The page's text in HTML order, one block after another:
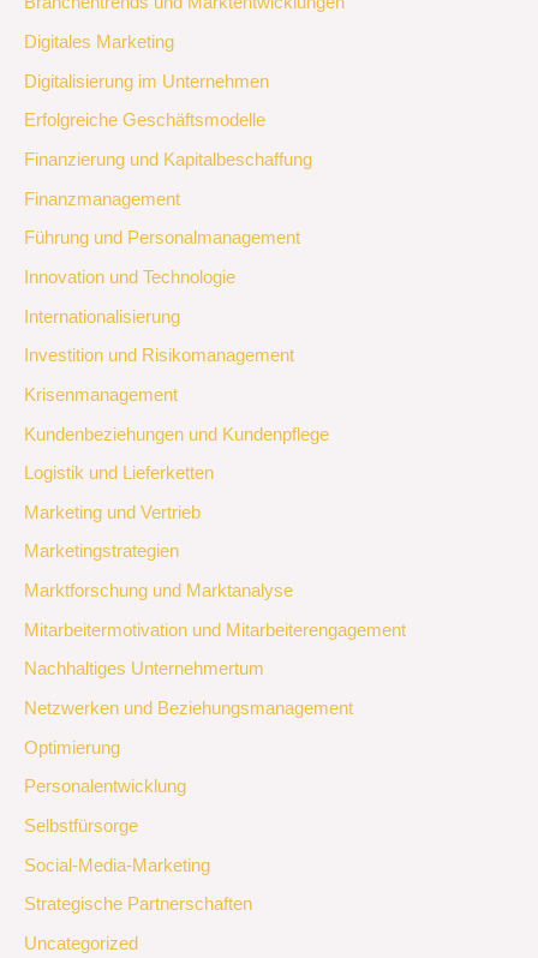
Digitales Marketing
Digitalisierung im Unternehmen
Erfolgreiche Geschäftsmodelle
Finanzierung und Kapitalbeschaffung
Finanzmanagement
Führung und Personalmanagement
Innovation und Technologie
Internationalisierung
Investition und Risikomanagement
Krisenmanagement
Kundenbeziehungen und Kundenpflege
Logistik und Lieferketten
Marketing und Vertrieb
Marketingstrategien
Marktforschung und Marktanalyse
Mitarbeitermotivation und Mitarbeiterengagement
Nachhaltiges Unternehmertum
Netzwerken und Beziehungsmanagement
Optimierung
Personalentwicklung
Selbstfürsorge
Social-Media-Marketing
Strategische Partnerschaften
Uncategorized